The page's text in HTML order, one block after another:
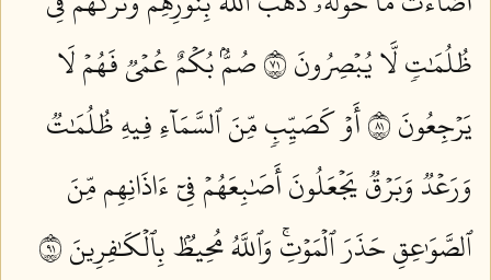
ظُلُمَٰتٖ لَّا يُبۡصِرُونَ ١٧
صُمُّۢ بُكۡمٌ عُمۡيٞ فَهُمۡ لَا
يَرۡجِعُونَ ١٨
أَوۡ كَصَيِّبٖ مِّنَ ٱلسَّمَآءِ فِيهِ ظُلُمَٰتٞ
وَرَعۡدٞ وَبَرۡقٞ يَجۡعَلُونَ أَصَٰبِعَهُمۡ فِيٓ ءَاذَانِهِم مِّنَ
ٱلصَّوَٰعِقِ حَذَرَ ٱلۡمَوۡتِۚ وَٱللَّهُ مُحِيطُۢ بِٱلۡكَٰفِرِينَ ١٩